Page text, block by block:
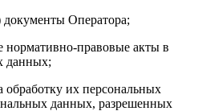
документы Оператора;
нормативно-правовые акты в
данных;
обработку их персональных
данных, разрешенных